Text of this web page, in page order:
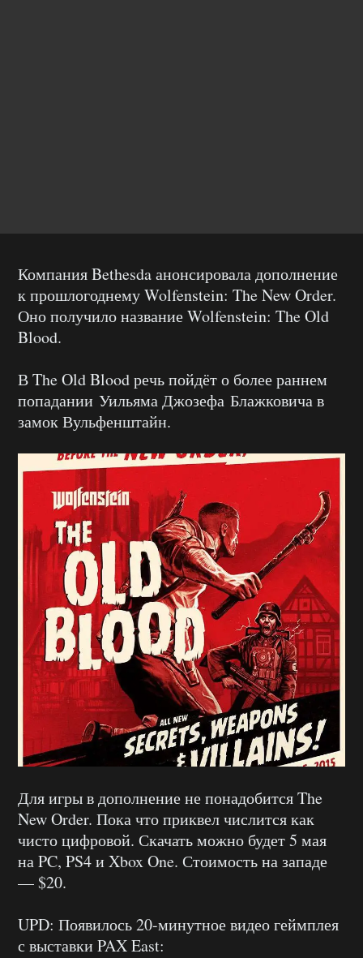
Компания Bethesda анонсировала дополнение
к прошлогоднему Wolfenstein: The New Order.
Оно получило название Wolfenstein: The Old
Blood.
В The Old Blood речь пойдёт о более раннем
попадании Уильяма Джозефа Блажковича в
замок Вульфенштайн.
Для игры в дополнение не понадобится The
New Order. Пока что приквел числится как
чисто цифровой. Скачать можно будет 5 мая
на PC, PS4 и Xbox One. Стоимость на западе
— $20.
UPD: Появилось 20-минутное видео геймплея
с выставки PAX East: